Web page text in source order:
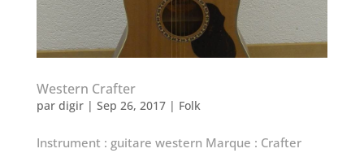
Western Crafter
par digir| Sep 26, 2017| Folk
Instrument : guitare western Marque : Crafter